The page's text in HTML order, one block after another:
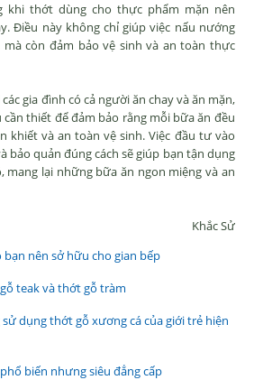
khi thớt dùng cho thực phẩm mặn nên
Điều này không chỉ giúp việc nấu nướng
còn đảm bảo vệ sinh và an toàn thực
gia đình có cả người ăn chay và ăn mặn,
thiết để đảm bảo rằng mỗi bữa ăn đều
khiết và an toàn vệ sinh. Việc đầu tư vào
bảo quản đúng cách sẽ giúp bạn tận dụng
mang lại những bữa ăn ngon miệng và an
Khắc Sử
nên sở hữu cho gian bếp
teak và thớt gỗ tràm
dụng thớt gỗ xương cá của giới trẻ hiện
biến nhưng siêu đẳng cấp